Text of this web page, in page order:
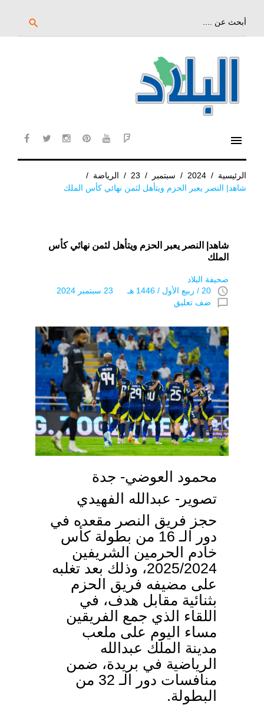
search
menu
الرئيسية /
2024
/ سبتمبر /
23
/ الرياضة /
شاهد| النصر يعبر الحزم ويتأهل لثمن نهائي كأس الملك
شاهد| النصر يعبر الحزم ويتأهل لثمن نهائي كأس
الملك
صحيفة البلاد
access_time 20 / ربيع اﻷول / 1446 هـ 23 سبتمبر 2024
chat_bubble_outline ضف تعليق
محمود العوضي- جدة
تصوير- عبدالله الفهيدي
حجز فريق النصر مقعده في
دور الـ 16 من بطولة كأس
خادم الحرمين الشريفين
2025/2024، وذلك بعد تغلبه
على مضيفه فريق الحزم
بثنائية مقابل هدف، في
اللقاء الذي جمع الفريقين
مساء اليوم على ملعب
مدينة الملك عبدالله
الرياضية في بريدة، ضمن
منافسات دور الـ 32 من
البطولة.